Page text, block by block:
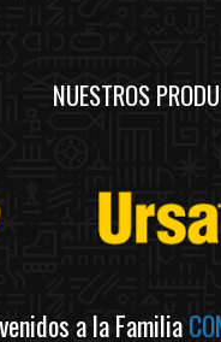
NUESTROS
a la Familia